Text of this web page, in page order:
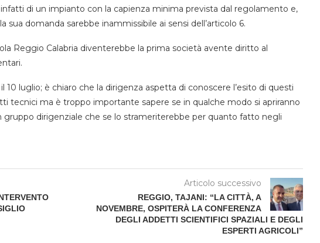
di un impianto con la capienza minima prevista dal regolamento e,
sua domanda sarebbe inammissibile ai sensi dell’articolo 6.
Reggio Calabria diventerebbe la prima società avente diritto al
10 luglio; è chiaro che la dirigenza aspetta di conoscere l’esito di questi
tecnici ma è troppo importante sapere se in qualche modo si apriranno
gruppo dirigenziale che se lo strameriterebbe per quanto fatto negli
Articolo successivo
REGGIO, TAJANI: “LA CITTÀ, A
NOVEMBRE, OSPITERÀ LA CONFERENZA
DEGLI ADDETTI SCIENTIFICI SPAZIALI E DEGLI
ESPERTI AGRICOLI”